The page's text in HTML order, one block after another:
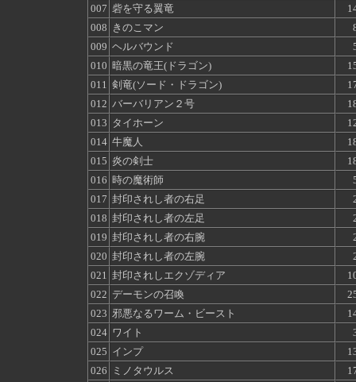
007 砦を守る翼竜
008 きのこマン
009 ヘルバウンド
010 暗黒の竜王(ドラゴン)
011 剣竜(ソード・ドラゴン)
012 バーバリアン２号
013 タイホーン
014 牛魔人
015 炎の剣士
016 時の魔術師
017 封印されし者の右足
018 封印されし者の左足
019 封印されし者の右腕
020 封印されし者の左腕
021 封印されしエクゾディア
022 デーモンの召喚
023 邪悪なるワーム・ビースト
024 ワイト
025 インプ
026
ミノタウルス